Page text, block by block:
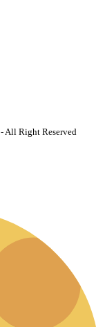
- All Right Reserved